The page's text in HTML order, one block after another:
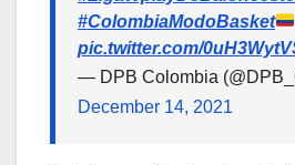
#ColombiaModoBasket
pic.twitter.com/
— DPB Colombia
December 14, 2021